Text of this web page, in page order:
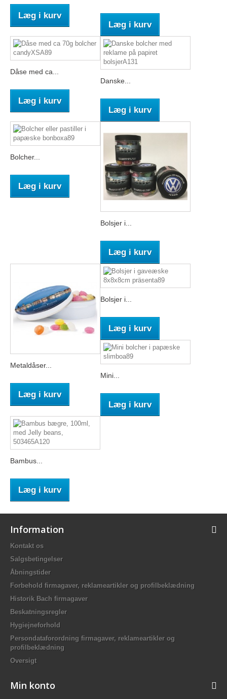
Læg i kurv
Læg i kurv
Dåse med ca...
Læg i kurv
Danske...
Læg i kurv
Bolcher...
Læg i kurv
Bolsjer i...
Læg i kurv
Metaldåser...
Læg i kurv
Bolsjer i...
Læg i kurv
Mini...
Læg i kurv
Bambus...
Læg i kurv
Information
Kontakt os
Salgsbetingelser
Åbningstider
Forbehold firmagaver, reklameartikler og profilbeklædning
Historik Bach firmagaver
Beskatningsregler
Hygiejneforhold
Persondataforordning firmagaver, reklameartikler og
profilbeklædning
Oversigt
Min konto